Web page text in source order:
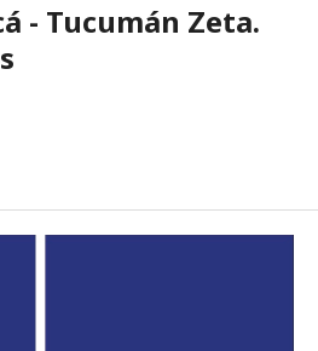
- Tucumán Zeta.